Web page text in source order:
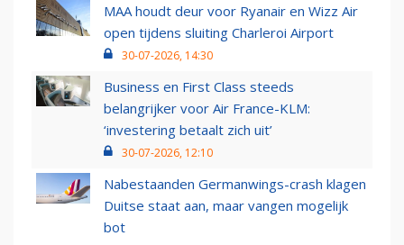
MAA houdt deur voor Ryanair en Wizz Air
open tijdens sluiting Charleroi Airport
30-07-2026, 14:30
Business en First Class steeds
belangrijker voor Air France-KLM:
‘investering betaalt zich uit’
30-07-2026, 12:10
Nabestaanden Germanwings-crash klagen
Duitse staat aan, maar vangen mogelijk
bot